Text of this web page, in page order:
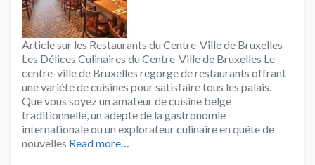
Article sur les Restaurants du Centre-Ville de Bruxelles
Les Délices Culinaires du Centre-Ville de Bruxelles Le
centre-ville de Bruxelles regorge de restaurants offrant
une variété de cuisines pour satisfaire tous les palais.
Que vous soyez un amateur de cuisine belge
traditionnelle, un adepte de la gastronomie
internationale ou un explorateur culinaire en quête de
nouvelles Read more…